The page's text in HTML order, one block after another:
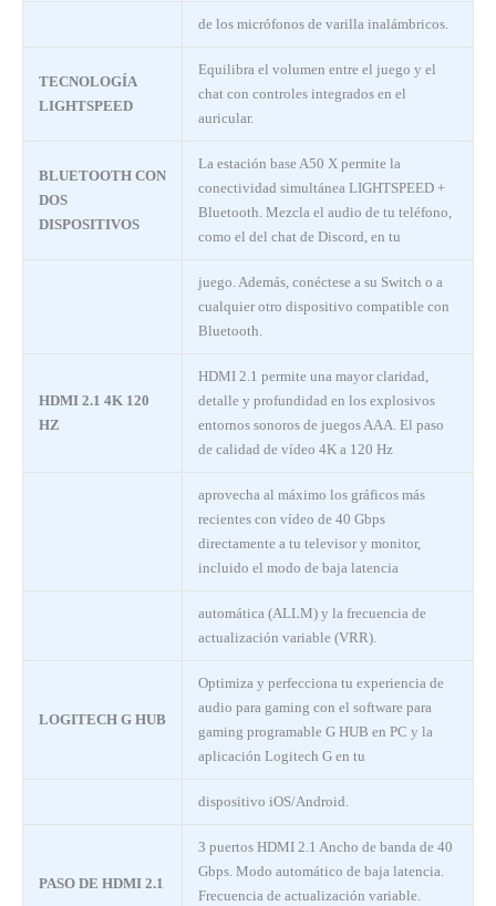
de los micrófonos de varilla inalámbricos.
TECNOLOGÍA
LIGHTSPEED
Equilibra el volumen entre el juego y el
chat con controles integrados en el
auricular.
BLUETOOTH CON
DOS
DISPOSITIVOS
La estación base A50 X permite la
conectividad simultánea LIGHTSPEED +
Bluetooth. Mezcla el audio de tu teléfono,
como el del chat de Discord, en tu
juego. Además, conéctese a su Switch o a
cualquier otro dispositivo compatible con
Bluetooth.
HDMI 2.1 4K 120
HZ
HDMI 2.1 permite una mayor claridad,
detalle y profundidad en los explosivos
entornos sonoros de juegos AAA. El paso
de calidad de vídeo 4K a 120 Hz
aprovecha al máximo los gráficos más
recientes con vídeo de 40 Gbps
directamente a tu televisor y monitor,
incluido el modo de baja latencia
automática (ALLM) y la frecuencia de
actualización variable (VRR).
LOGITECH G HUB
Optimiza y perfecciona tu experiencia de
audio para gaming con el software para
gaming programable G HUB en PC y la
aplicación Logitech G en tu
dispositivo iOS/Android.
PASO DE HDMI 2.1
3 puertos HDMI 2.1 Ancho de banda de 40
Gbps. Modo automático de baja latencia.
Frecuencia de actualización variable.